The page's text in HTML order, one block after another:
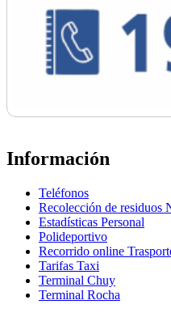
Información
Teléfonos
Recolección de residuos
Estadísticas Personal
Polideportivo
Recorrido online
Tarifas Taxi
Terminal Chuy
Terminal Rocha